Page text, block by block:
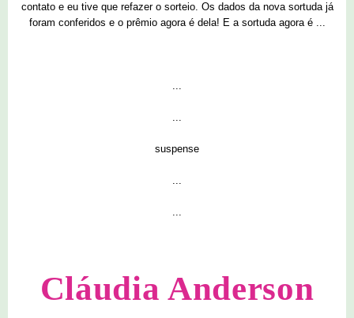
contato e eu tive que refazer o sorteio. Os dados da nova sortuda já
foram conferidos e o prêmio agora é dela! E a sortuda agora é ...
...
...
suspense
...
...
Cláudia Anderson